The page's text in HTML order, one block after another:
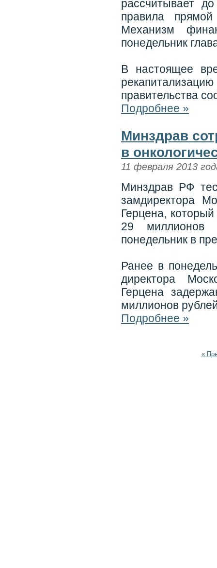
рассчитывает
правила
Механизм
понедельник
В настоящее
правительства
Подробнее »
Минздрав
в
11 февраля 2013
Минздрав РФ
замдиректора
Герцена,
29 миллионов
понедельник в
Ранее в
директора
Герцена
миллионов
Подробнее »
«